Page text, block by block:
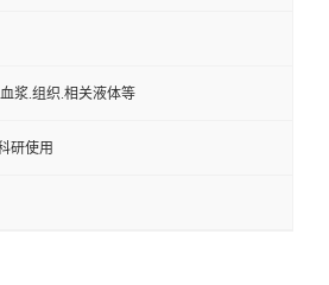
浆.组织.相关液体等
研使用